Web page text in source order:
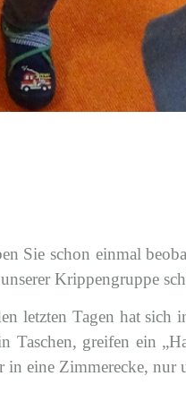
Sie schon einmal
Krippengruppe
letzten Tagen hat sich
Taschen, greifen ein
in eine Zimmerecke, nur